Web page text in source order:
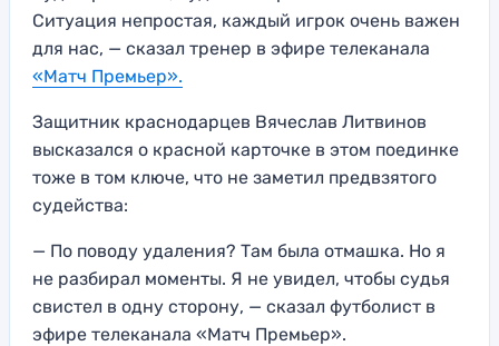
Ситуация непростая, каждый игрок очень важен
для нас, — сказал тренер в эфире телеканала
«Матч Премьер».
Защитник краснодарцев Вячеслав Литвинов
высказался о красной карточке в этом поединке
тоже в том ключе, что не заметил предвзятого
судейства:
— По поводу удаления? Там была отмашка. Но я
не разбирал моменты. Я не увидел, чтобы судья
свистел в одну сторону, — сказал футболист в
эфире телеканала «Матч Премьер».